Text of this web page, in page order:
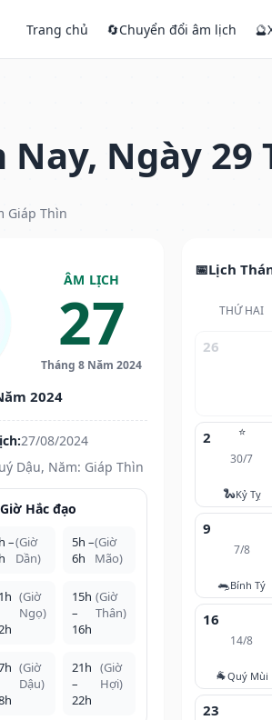
Trang chủ 🔄Chuyển đổi âm lịch 🔮
Ngày 29
Giáp Thìn
ÂM LỊCH
27
Tháng 8 Năm 2024
2024
27/08/2024
Dậu, Năm: Giáp Thìn
Hắc đạo
–(Giờ
Dần)
5h –
6h
(Giờ
Mão)
(Giờ
Ngọ)
15h
–
16h
(Giờ
Thân)
(Giờ
Dậu)
21h
–
22h
(Giờ
Hợi)
Lịch
THỨ HAI
26
⭐
2
30/7
🐍Kỷ Tỵ
9
7/8
🐀Bính Tý
16
14/8
🐐Quý Mùi
23